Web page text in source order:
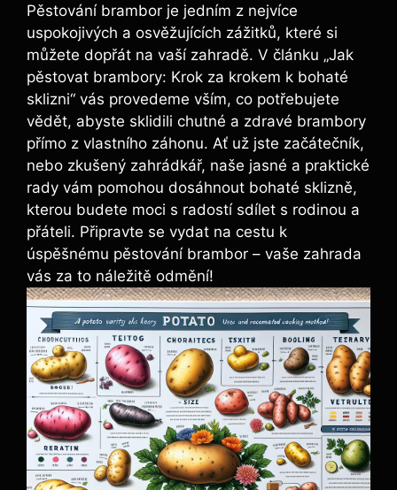
Pěstování brambor je jedním z nejvíce
uspokojivých a osvěžujících zážitků, které si
můžete dopřát na vaší zahradě. V článku „Jak
pěstovat brambory: Krok za krokem k bohaté
sklizni“ vás provedeme vším, co potřebujete
vědět, abyste sklidili chutné a zdravé brambory
přímo z vlastního záhonu. Ať už jste začátečník,
nebo zkušený zahrádkář, naše jasné a praktické
rady vám pomohou dosáhnout bohaté sklizně,
kterou budete moci s radostí sdílet s rodinou a
přáteli. Připravte se vydat na cestu k
úspěšnému pěstování brambor – vaše zahrada
vás za to náležitě odmění!